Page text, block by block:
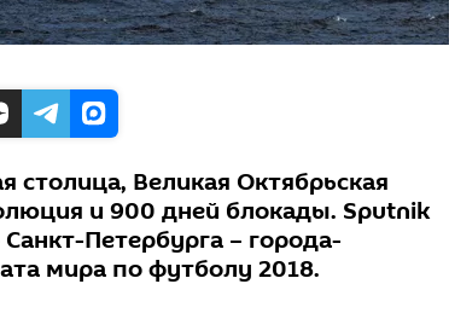
столица, Великая Октябрьская
и 900 дней блокады. Sputnik
Петербурга – города-
мира по футболу 2018.